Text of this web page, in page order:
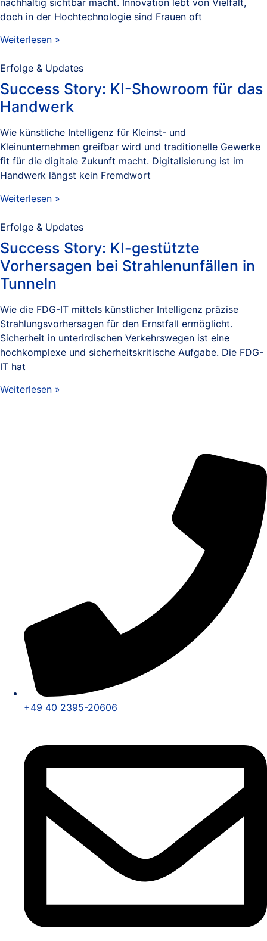
nachhaltig sichtbar macht. Innovation lebt von Vielfalt,
doch in der Hochtechnologie sind Frauen oft
Weiterlesen »
Erfolge & Updates
Success Story: KI-Showroom für das
Handwerk
Wie künstliche Intelligenz für Kleinst- und
Kleinunternehmen greifbar wird und traditionelle Gewerke
fit für die digitale Zukunft macht. Digitalisierung ist im
Handwerk längst kein Fremdwort
Weiterlesen »
Erfolge & Updates
Success Story: KI-gestützte
Vorhersagen bei Strahlenunfällen in
Tunneln
Wie die FDG-IT mittels künstlicher Intelligenz präzise
Strahlungsvorhersagen für den Ernstfall ermöglicht.
Sicherheit in unterirdischen Verkehrswegen ist eine
hochkomplexe und sicherheitskritische Aufgabe. Die FDG-
IT hat
Weiterlesen »
+49 40 2395-20606